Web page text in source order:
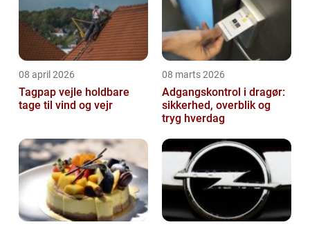
08 april 2026
Tagpap vejle holdbare
tage til vind og vejr
08 marts 2026
Adgangskontrol i dragør:
sikkerhed, overblik og
tryg hverdag